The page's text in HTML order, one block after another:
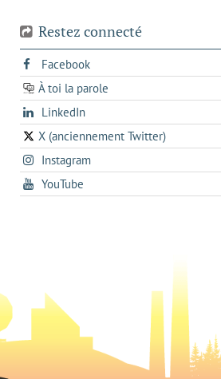
Restez connecté
Facebooks'ouvre
dans
un
onglet
À toi la parole
opens
in
a
new
tab
LinkedInopens
in
a
new
X (anciennement Twitter)
s'ouvre
dans
un
nouvel
Instagrams'ouvre
dans
un
YouTube
dans